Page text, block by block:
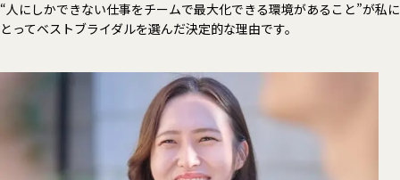
“人にしかできない仕事をチームで最大化できる環境があること”が私に
とってベストブライダルを選んだ決定的な理由です。